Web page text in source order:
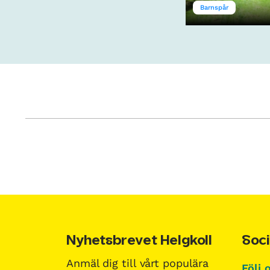
Barnspår
Nyhetsbrevet Helgkoll
Anmäl dig till vårt populära